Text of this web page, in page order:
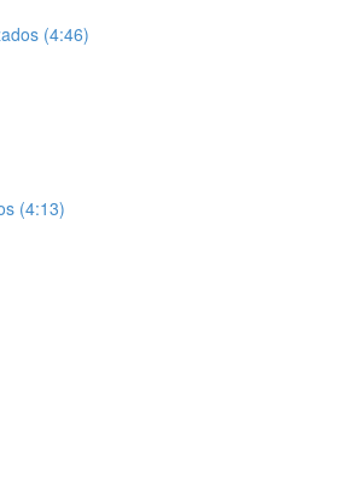
(4:46)
(4:13)